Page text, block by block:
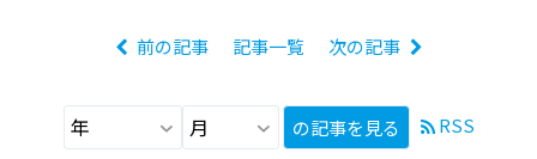
前の記事 記事一覧 次の記事
の記事を見る RSS